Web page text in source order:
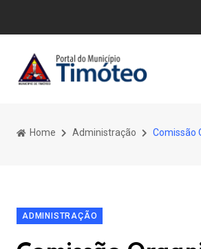
Home Administração Comissão
ADMINISTRAÇÃO